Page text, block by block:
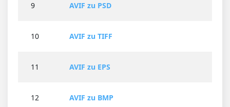
9 AVIF zu PSD
10 AVIF zu TIFF
11 AVIF zu EPS
12 AVIF zu BMP